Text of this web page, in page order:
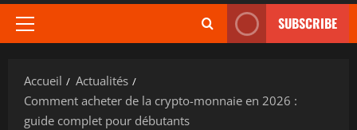
Menu
SUBSCRIBE
Accueil
Actualités
Comment acheter de la crypto-monnaie en 2026 :
guide complet pour débutants